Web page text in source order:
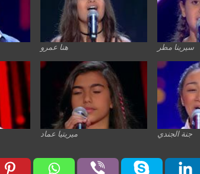
سيرينا مطر هنا عمرو
جنة الجندي ميريتيا عماد